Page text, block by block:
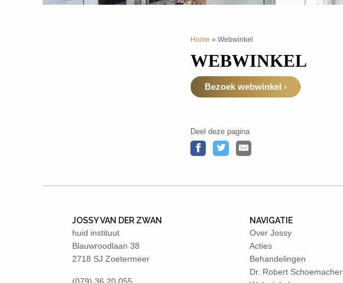
Home » Webwinkel
WEBWINKEL
Bezoek webwinkel ›
Deel deze pagina
JOSSY VAN DER ZWAN
huid instituut
Blauwroodlaan 38
2718 SJ Zoetermeer
(079) 36 20 055
NAVIGATIE
Over Jossy
Acties
Behandelingen
Dr. Robert Schoemacher